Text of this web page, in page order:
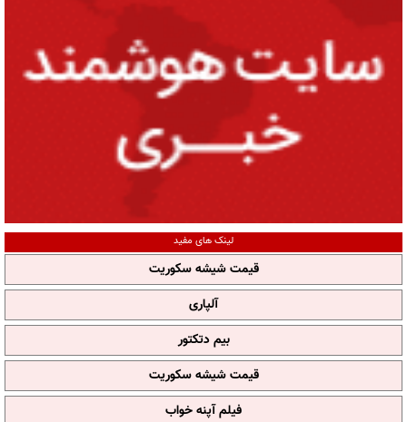
لینک های مفید
قیمت شیشه سکوریت
آلپاری
بیم دتکتور
قیمت شیشه سکوریت
فیلم آپنه خواب